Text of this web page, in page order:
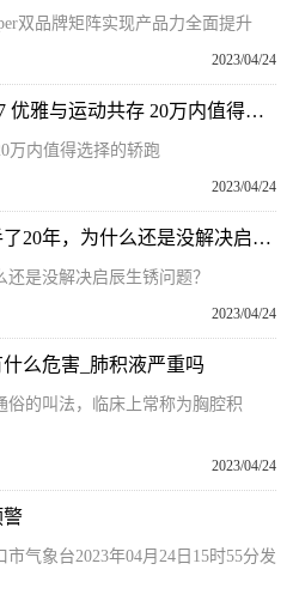
双品牌矩阵实现产品力全面提升
2023/04/24
全球快看点丨试驾名爵MG7 优雅与运动共存 20万内值得选择的轿跑
万内值得选择的轿跑
2023/04/24
环球观察：启辰与宝钢联手了20年，为什么还是没解决启辰生锈问题？
是没解决启辰生锈问题？
2023/04/24
么危害_肺积液严重吗
俗的叫法，临床上常称为胸腔积
2023/04/24
警
气象台2023年04月24日15时55分发